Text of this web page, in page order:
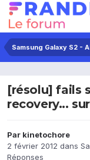
Samsung Galaxy S2 -
[résolu] fails
recovery...
Par kinetochore
2 février 2012 dans
Réponses